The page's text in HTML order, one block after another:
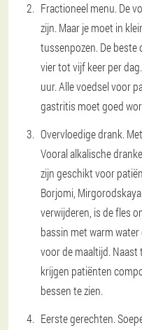
Fractioneel menu. De
zijn. Maar je moet in
tussenpozen. De
vier tot vijf keer per
uur. Alle voedsel voor
gastritis moet goed
Overvloedige drank.
Vooral alkalische
zijn geschikt voor
Borjomi,
verwijderen, is de fles
bassin met warm
voor de maaltijd.
krijgen patiënten
bessen te zien.
Eerste gerechten.